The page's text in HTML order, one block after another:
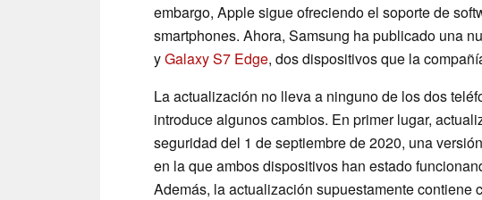
embargo, Apple sigue ofreciendo el soporte de
smartphones. Ahora, Samsung ha publicado una
yGalaxy S7 Edge, dos dispositivos que la
La actualización no lleva a ninguno de los dos
introduce algunos cambios. En primer lugar,
seguridad del 1 de septiembre de 2020, una
en la que ambos dispositivos han estado
Además, la actualización supuestamente contiene